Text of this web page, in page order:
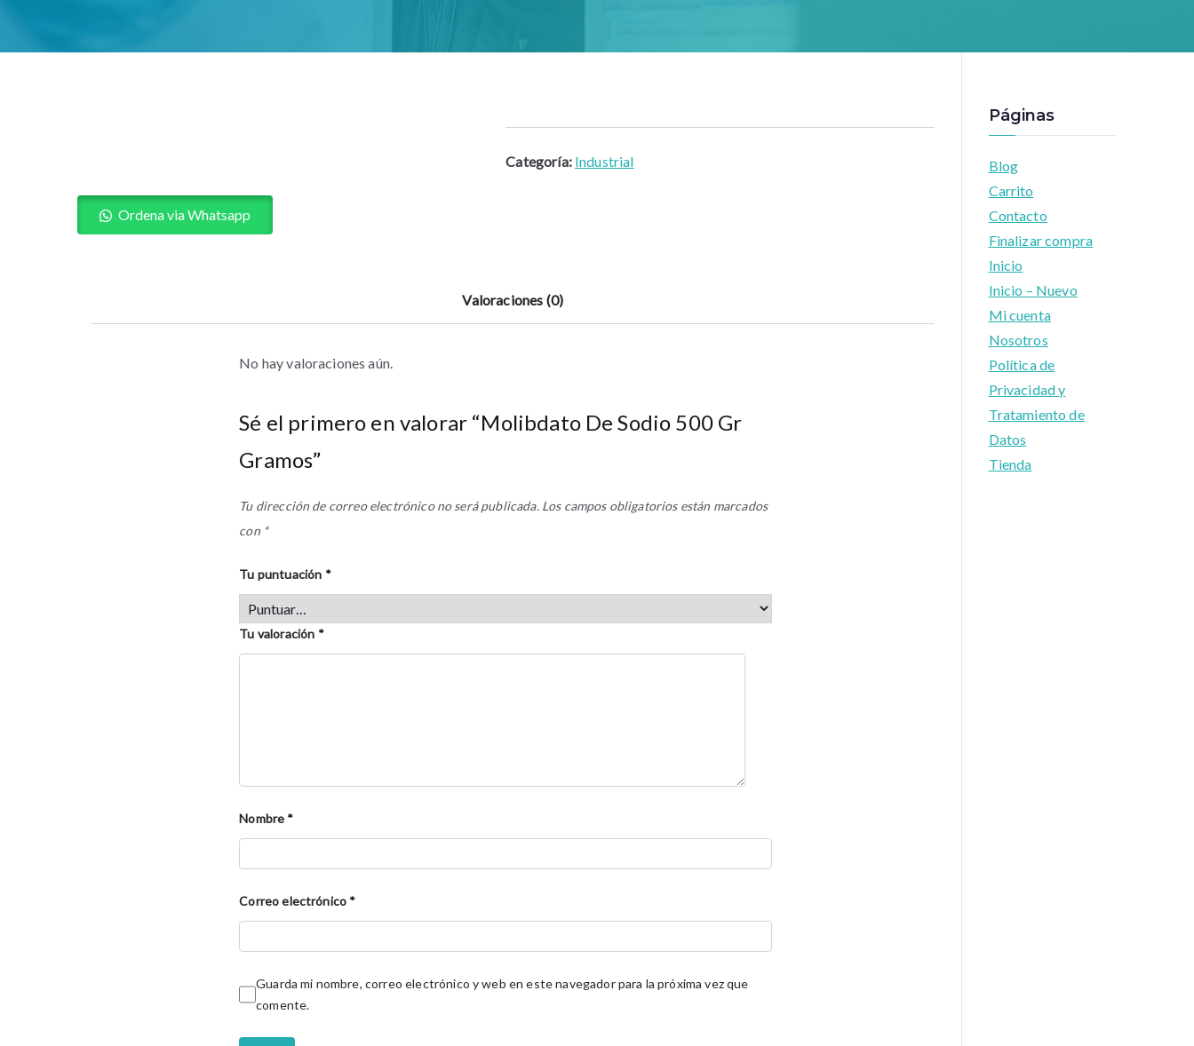
Categoría: Industrial
Ordena via Whatsapp
Valoraciones (0)
No hay valoraciones aún.
Sé el primero en valorar “Molibdato De Sodio 500 Gr
Gramos”
Tu dirección de correo electrónico no será publicada. Los campos obligatorios están marcados
con *
Tu puntuación *
Tu valoración *
Nombre *
Correo electrónico *
Guarda mi nombre, correo electrónico y web en este navegador para la próxima vez que
comente.
Páginas
Blog
Carrito
Contacto
Finalizar compra
Inicio
Inicio – Nuevo
Mi cuenta
Nosotros
Política de
Privacidad y
Tratamiento de
Datos
Tienda